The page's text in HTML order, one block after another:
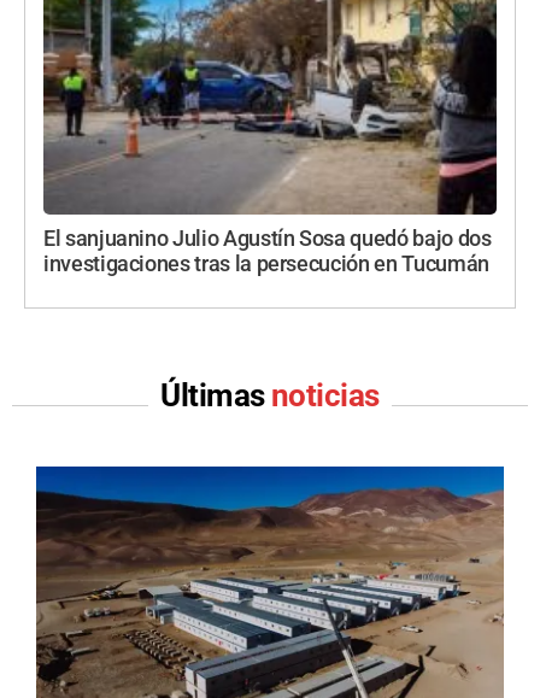
El sanjuanino Julio Agustín Sosa quedó bajo dos
investigaciones tras la persecución en Tucumán
Últimas noticias